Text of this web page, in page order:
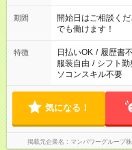
場合、他のお仕事
ん ※法令に基づき
となります ※労働者
短時間・短期間の
期間
開始日はご相談く
でも働けます！
特徴 日払いOK / 履歴書
服装自由 / シフト勤
ソコンスキル不要
気になる！
掲載元企業名 マンパワーグループ